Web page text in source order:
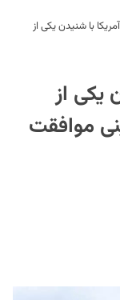
با شنیدن یکی از
یکی از
موافقت